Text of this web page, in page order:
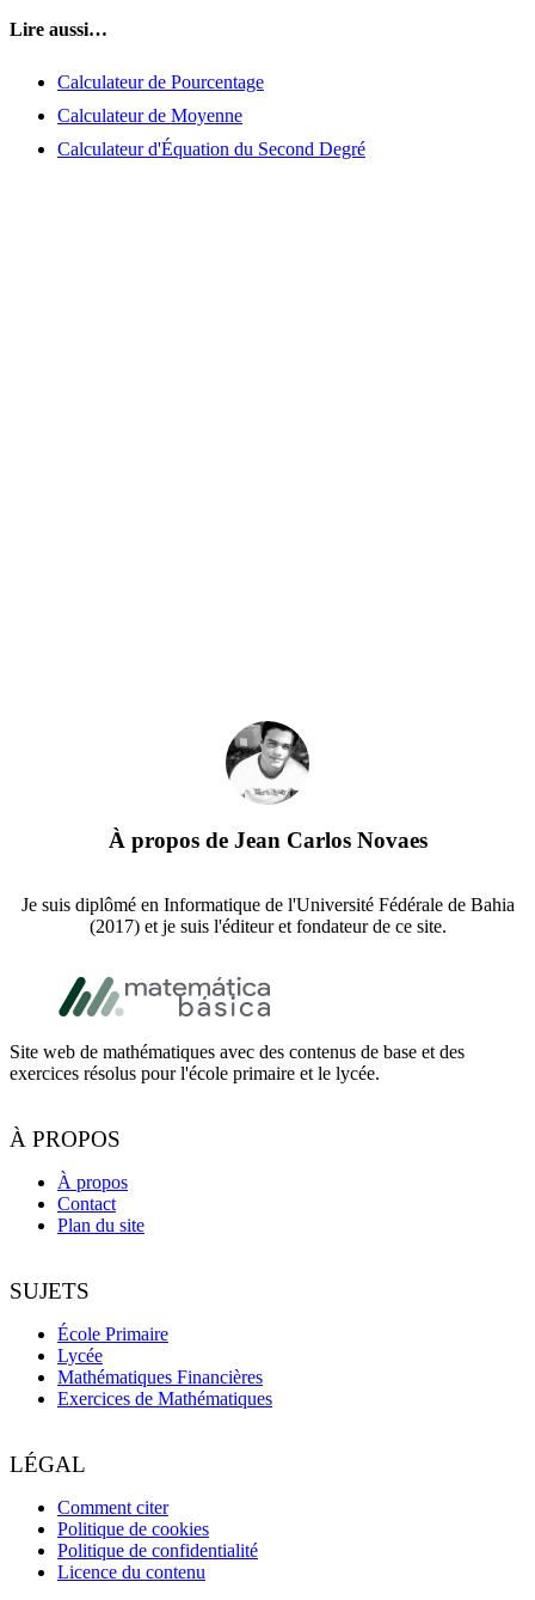
Lire aussi…
Calculateur de Pourcentage
Calculateur de Moyenne
Calculateur d'Équation du Second Degré
À propos de Jean Carlos Novaes
Je suis diplômé en Informatique de l'Université Fédérale de Bahia
(2017) et je suis l'éditeur et fondateur de ce site.
Footer
Site web de mathématiques avec des contenus de base et des
exercices résolus pour l'école primaire et le lycée.
À PROPOS
À propos
Contact
Plan du site
SUJETS
École Primaire
Lycée
Mathématiques Financières
Exercices de Mathématiques
LÉGAL
Comment citer
Politique de cookies
Politique de confidentialité
Licence du contenu